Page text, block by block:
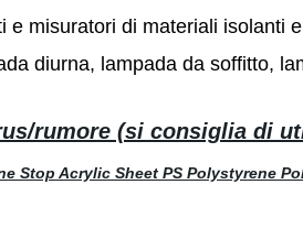
e misuratori di materiali isolanti
diurna, lampada da soffitto,
rumore (si consiglia di